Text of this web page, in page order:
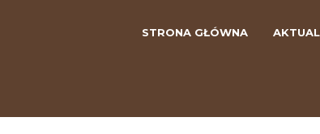
STRONA GŁÓWNA